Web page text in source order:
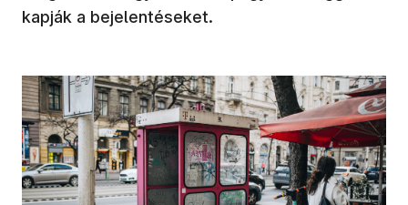
kapják a bejelentéseket.